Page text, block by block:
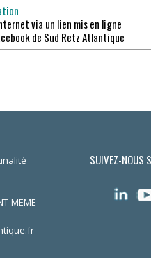
via un lien mis en ligne
de Sud Retz Atlantique
MEME
SUIVEZ-NOUS